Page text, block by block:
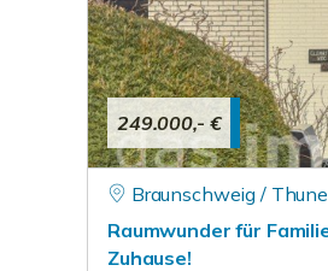
249.000,- €
Braunschweig / Thune
Raumwunder für
Zuhause!